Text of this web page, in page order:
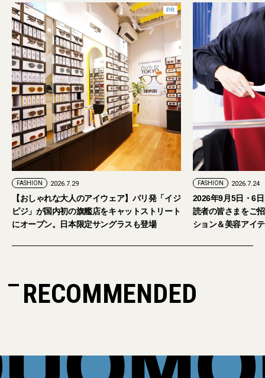
ウェア】パリ発「イジ
をキャットストリート
グラスも登場
2026年9月5日・6日開催。「試着フェス®︎」に
読者の皆さまをご招待。【2026年秋冬ファッ
ション＆美容アイテム試し放題】
RECOMMENDED